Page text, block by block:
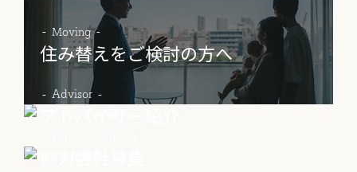
物件売却に関する
お問い合わせ
土地売却に関する
お問い合わせ
総合
お問い合わせ
Moving
住み替えをご検討の方へ
Advisor